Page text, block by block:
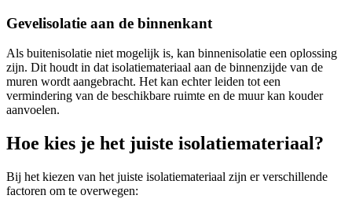
Gevelisolatie aan de binnenkant
Als buitenisolatie niet mogelijk is, kan binnenisolatie een oplossing
zijn. Dit houdt in dat isolatiemateriaal aan de binnenzijde van de
muren wordt aangebracht. Het kan echter leiden tot een
vermindering van de beschikbare ruimte en de muur kan kouder
aanvoelen.
Hoe kies je het juiste isolatiemateriaal?
Bij het kiezen van het juiste isolatiemateriaal zijn er verschillende
factoren om te overwegen: